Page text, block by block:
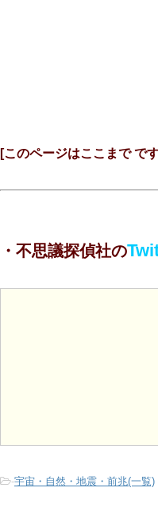
[このページはここまで で
・不思議探偵社の
-宇宙・自然・地震・前兆(一覧)